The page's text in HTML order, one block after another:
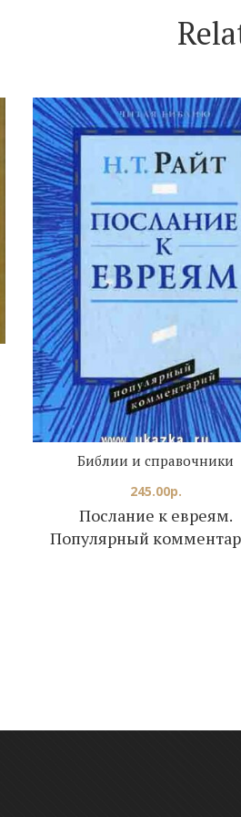
Послание к евреям.
Популярный
Библии и справочники
245.00р.